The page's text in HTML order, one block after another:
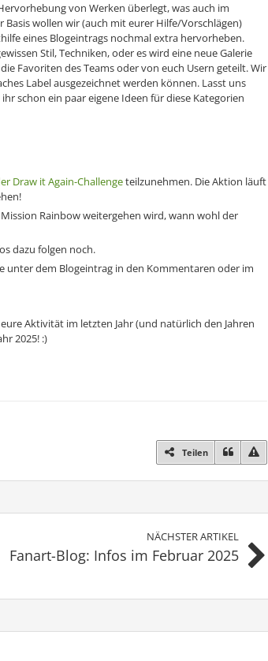
von Werken überlegt, was auch im
Basis wollen wir (auch mit eurer Hilfe/Vorschlägen)
eines Blogeintrags nochmal extra hervorheben.
Stil, Techniken, oder es wird eine neue Galerie
Favoriten des Teams oder von euch Usern geteilt. Wir
Label ausgezeichnet werden können. Lasst uns
schon ein paar eigene Ideen für diese Kategorien
Draw it Again-Challengeteilzunehmen. Die Aktion läuft
Rainbow weitergehen wird, wann wohl der
dazu folgen noch.
unter dem Blogeintrag in den Kommentaren oder im
Aktivität im letzten Jahr (und natürlich den Jahren
2025! :)
Teilen
NÄCHSTER ARTIKEL
Fanart-Blog: Infos im Februar 2025